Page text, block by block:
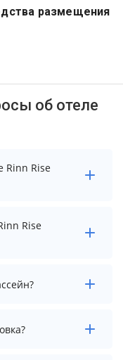
размещения
об отеле
Rinn Rise
Rise Resort
Rise
необходимо
Rise Resort
открытый